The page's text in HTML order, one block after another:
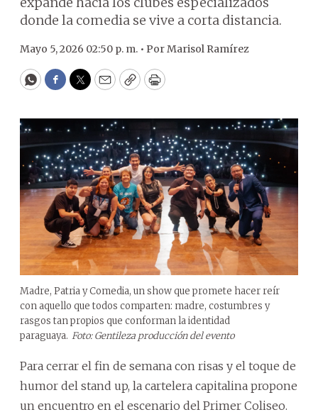
donde la comedia se vive a corta distancia.
Mayo 5, 2026 02:50 p. m. • PorMarisol Ramírez
WhatsApp
Facebook
Twitter
EmailCopyPrint
Madre, Patria y Comedia, un show que promete hacer reír
con aquello que todos comparten: madre, costumbres y
rasgos tan propios que conforman la identidad
paraguaya. Foto: Gentileza producción del evento
Para cerrar el fin de semana con risas y el toque de
humor del stand up, la cartelera capitalina propone
un encuentro en el escenario del Primer Coliseo.